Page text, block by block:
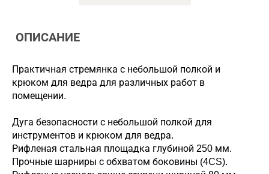
ОПИСАНИЕ
Практичная стремянка с небольшой полкой и
крюком для ведра для различных работ в
помещении.
Дуга безопасности с небольшой полкой для
инструментов и крюком для ведра.
Рифленая стальная площадка глубиной 250 мм.
Прочные шарниры с обхватом боковины (4CS).